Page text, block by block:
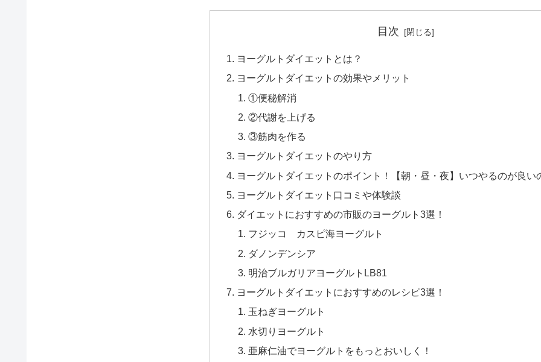
目次
ヨーグルトダイエットとは？
ヨーグルトダイエットの効果やメリット
①便秘解消
②代謝を上げる
③筋肉を作る
ヨーグルトダイエットのやり方
ヨーグルトダイエットのポイント！【朝・昼・夜】いつやるのが良い
ヨーグルトダイエット口コミや体験談
ダイエットにおすすめの市販のヨーグルト3選！
フジッコ カスピ海ヨーグルト
ダノンデンシア
明治ブルガリアヨーグルトLB81
ヨーグルトダイエットにおすすめのレシピ3選！
玉ねぎヨーグルト
水切りヨーグルト
亜麻仁油でヨーグルトをもっとおいしく！